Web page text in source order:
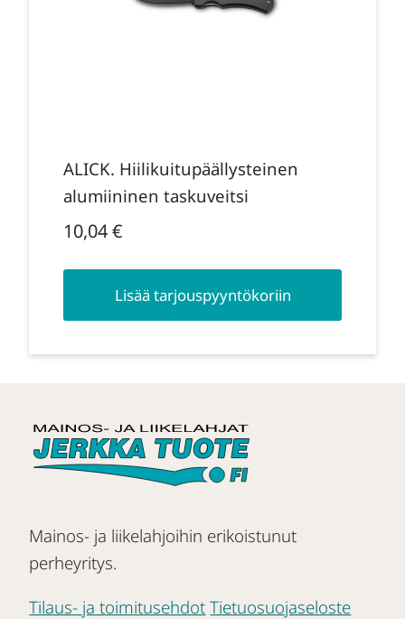
ALICK. Hiilikuitupäällysteinen
alumiininen taskuveitsi
10,04€
Lisää tarjouspyyntökoriin
Mainos- ja liikelahjoihin erikoistunut
perheyritys.
Tilaus- ja toimitusehdot Tietuosuojaseloste